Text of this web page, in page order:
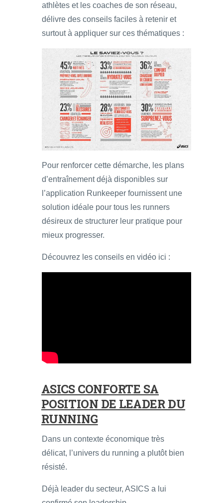
athlètes et les coaches de son réseau,
délivre des conseils faciles à retenir et
surtout à appliquer sur ces thématiques :
Pour renforcer cette démarche, les plans
d’entraînement déjà disponibles sur
l’application Runkeeper fournissent une
solution idéale pour tous les runners
désireux de structurer leur pratique pour
mieux progresser.
Découvrez les conseils en vidéo ici :
ASICS CONFORTE SA
POSITION DE LEADER DU
RUNNING
Dans un contexte économique très
délicat, l’univers du running a plutôt bien
résisté.
Déjà leader du secteur, ASICS a lui